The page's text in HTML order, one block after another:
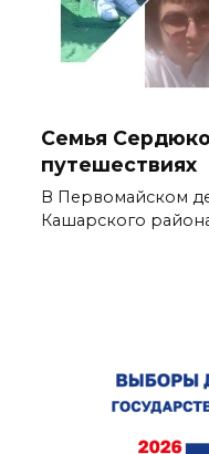
Семья
путешествиях
В Первомайском
Кашарского